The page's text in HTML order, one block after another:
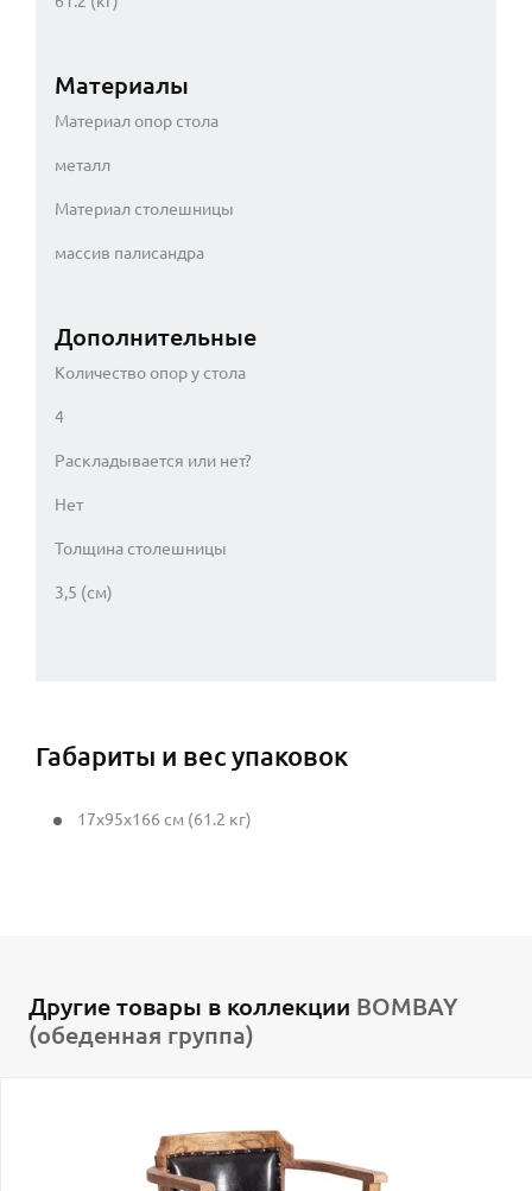
Материалы
Материал опор стола
металл
Материал столешницы
массив палисандра
Дополнительные
Количество опор у стола
4
Раскладывается или нет?
Нет
Толщина столешницы
3,5 (см)
Габариты и вес упаковок
17x95x166 см (61.2 кг)
Другие товары в коллекции BOMBAY
(обеденная группа)